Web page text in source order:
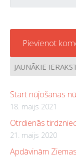
JAUNĀKIE
Start nūjošanas
18. maijs 2021
Otrdienās
21. maijs 2020
Apdāvinām